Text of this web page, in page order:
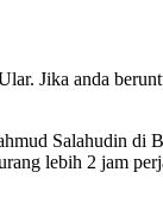
Jika anda
Salahudin
lebih 2 jam